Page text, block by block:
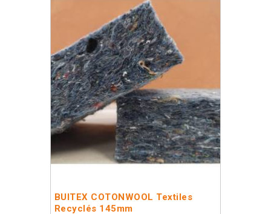
BUITEX COTONWOOL Textiles
Recyclés 145mm